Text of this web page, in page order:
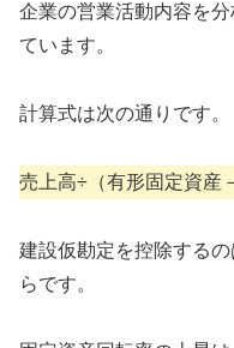
企業の営業活動内容を
ています。
計算式は次の通りです。
売上高÷（有形固定資産
建設仮勘定を控除する
らです。